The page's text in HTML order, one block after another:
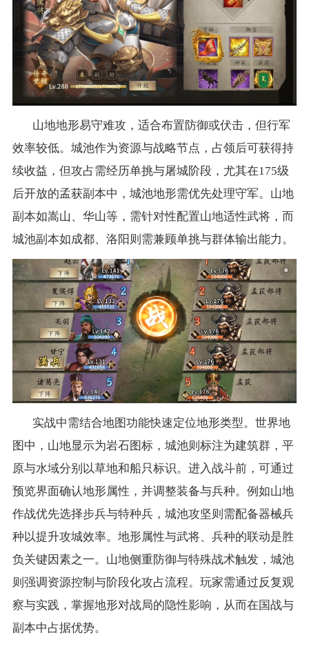
山地地形易守难攻，适合布置防御或伏击，但行军
效率较低。城池作为资源与战略节点，占领后可获得持
续收益，但攻占需经历单挑与屠城阶段，尤其在175级
后开放的孟获副本中，城池地形需优先处理守军。山地
副本如嵩山、华山等，需针对性配置山地适性武将，而
城池副本如成都、洛阳则需兼顾单挑与群体输出能力。
实战中需结合地图功能快速定位地形类型。世界地
图中，山地显示为岩石图标，城池则标注为建筑群，平
原与水域分别以草地和船只标识。进入战斗前，可通过
预览界面确认地形属性，并调整装备与兵种。例如山地
作战优先选择步兵与特种兵，城池攻坚则需配备器械兵
种以提升攻城效率。地形属性与武将、兵种的联动是胜
负关键因素之一。山地侧重防御与特殊战术触发，城池
则强调资源控制与阶段化攻占流程。玩家需通过反复观
察与实践，掌握地形对战局的隐性影响，从而在国战与
副本中占据优势。